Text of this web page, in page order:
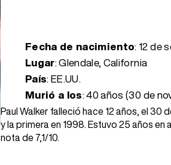
Fecha de nacimiento: 12 de
Lugar: Glendale, California
País: EE.UU.
Murió a los:40 años (30 de
Paul Walker falleció hace 12 años, el 30
y la primera en 1998. Estuvo 25 años
nota de 7,1/10.